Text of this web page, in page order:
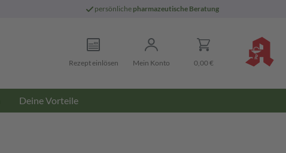
persönliche pharmazeutische Beratung
Rezept einlösen Mein Konto 0,00 €
Deine Vorteile